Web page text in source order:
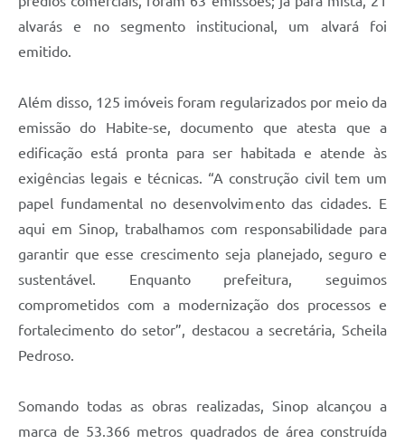
alvarás e no segmento institucional, um alvará foi
emitido.
Além disso, 125 imóveis foram regularizados por meio da
emissão do Habite-se, documento que atesta que a
edificação está pronta para ser habitada e atende às
exigências legais e técnicas. “A construção civil tem um
papel fundamental no desenvolvimento das cidades. E
aqui em Sinop, trabalhamos com responsabilidade para
garantir que esse crescimento seja planejado, seguro e
sustentável. Enquanto prefeitura, seguimos
comprometidos com a modernização dos processos e
fortalecimento do setor”, destacou a secretária, Scheila
Pedroso.
Somando todas as obras realizadas, Sinop alcançou a
marca de 53.366 metros quadrados de área construída